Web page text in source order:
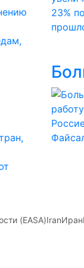
23%
(EASA)IranИран